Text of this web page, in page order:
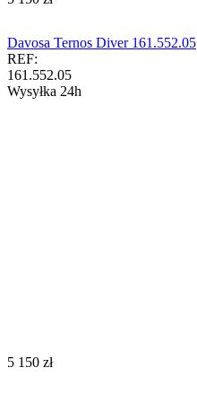
Davosa Ternos Diver 161.552.05
REF:
161.552.05
Wysyłka 24h
‍5 150‍ zł